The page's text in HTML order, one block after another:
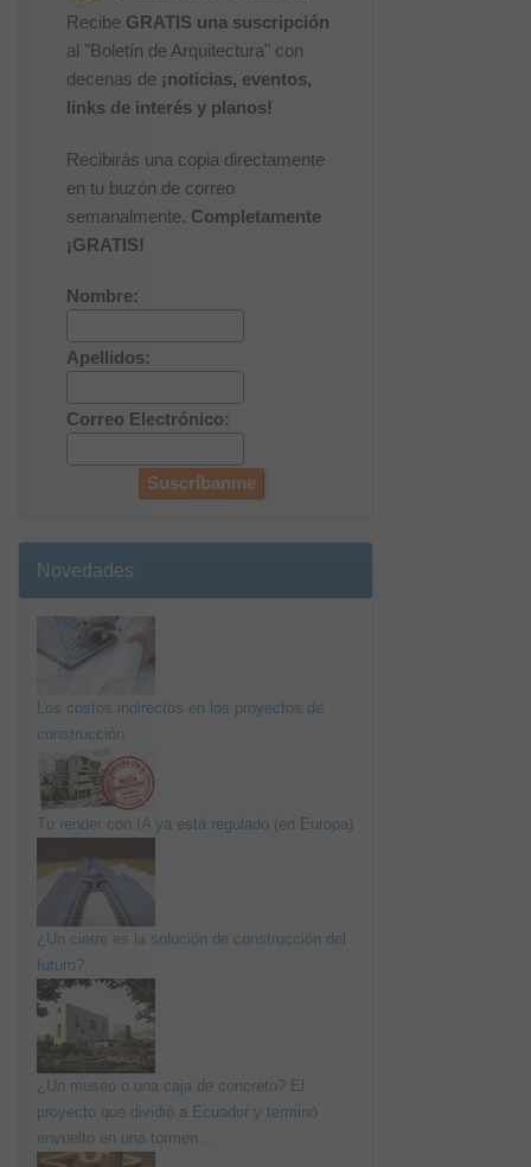
Recibe GRATIS una suscripción
al "Boletín de Arquitectura" con
decenas de ¡noticias, eventos,
links de interés y planos!
Recibirás una copia directamente
en tu buzón de correo
semanalmente. Completamente
¡GRATIS!
Nombre:
Apellidos:
Correo Electrónico:
Novedades
Los costos indirectos en los proyectos de
construcción
Tu render con IA ya está regulado (en Europa)
¿Un cierre es la solución de construcción del
futuro?
¿Un museo o una caja de concreto? El
proyecto que dividió a Ecuador y terminó
envuelto en una tormen...